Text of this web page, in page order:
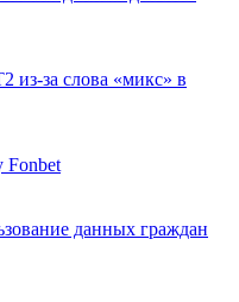
из-за слова «микс» в
Fonbet
данных граждан